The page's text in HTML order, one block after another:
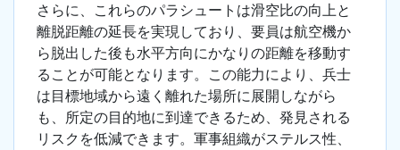
さらに、これらのパラシュートは滑空比の向上と
離脱距離の延長を実現しており、要員は航空機か
ら脱出した後も水平方向にかなりの距離を移動す
ることが可能となります。この能力により、兵士
は目標地域から遠く離れた場所に展開しながら
も、所定の目的地に到達できるため、発見される
リスクを低減できます。軍事組織がステルス性、